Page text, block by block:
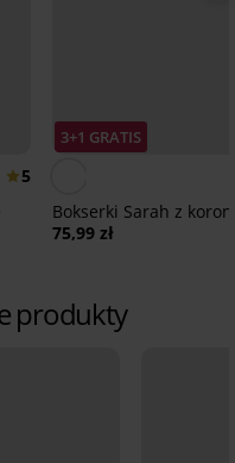
5
3+1 GRATIS
Bokserki Sarah z
75,99 zł
produkty